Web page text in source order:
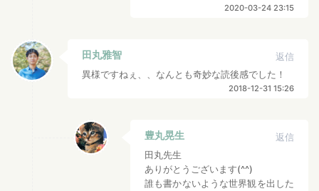
2020-03-24 23:15
田丸雅智
返信
異様ですねぇ、、なんとも奇妙な読後感でした！
2018-12-31 15:26
豊丸晃生
返信
田丸先生
ありがとうございます(^^)
誰も書かないような世界観を出した